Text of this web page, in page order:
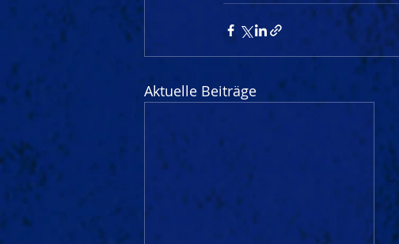
Aktuelle Beiträge